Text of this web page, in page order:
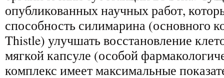
опубликованных научных работ,
способность силимарина (основного
Thistle) улучшать восстановление
мягкой капсуле (особой
комплекс имеет максимальные